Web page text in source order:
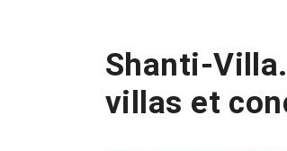
Shanti-
villas et